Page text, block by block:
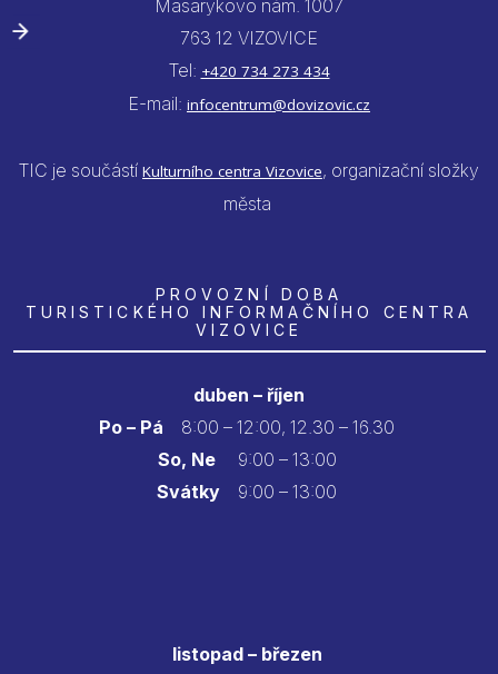
Masarykovo nám. 1007
763 12 VIZOVICE
Tel: +420 734 273 434
E-mail: infocentrum@dovizovic.cz
TIC je součástí Kulturního centra Vizovice, organizační složky
města
PROVOZNÍ DOBA
TURISTICKÉHO INFORMAČNÍHO CENTRA
VIZOVICE
duben – říjen
Po – Pá
8:00 – 12:00, 12.30 – 16.30
So, Ne9:00 – 13:00
Svátky 9:00 – 13:00
listopad – březen